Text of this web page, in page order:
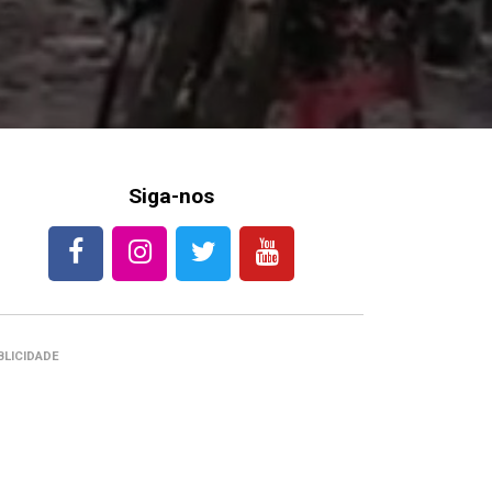
Siga-nos